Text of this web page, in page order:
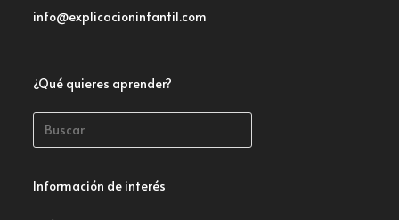
info@explicacioninfantil.com
¿Qué quieres aprender?
Información de interés